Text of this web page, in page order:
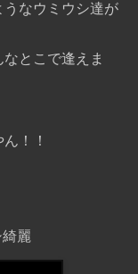
なウミウシ達が
とこで逢えま
！！
麗